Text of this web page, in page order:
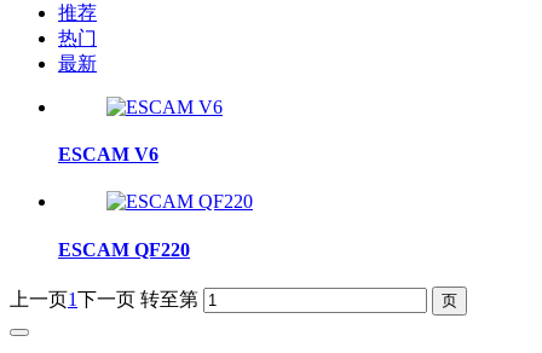
推荐
热门
最新
ESCAM V6
ESCAM QF220
上一页1下一页 转至第